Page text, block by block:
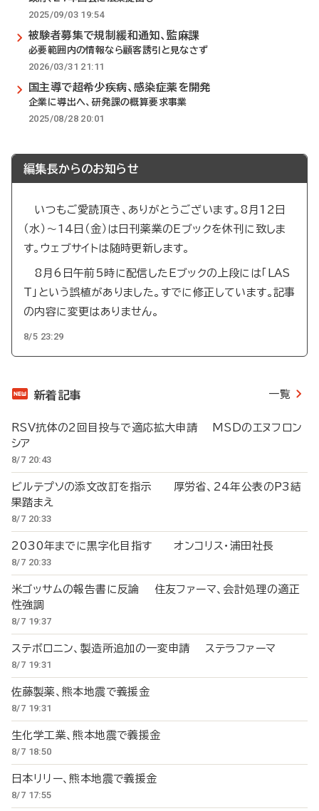
2025/09/03 19:54
被験者募集で規制緩和通知、監麻課
必要範囲内の情報なら顧客誘引と見なさず
2026/03/31 21:11
国主導で超希少疾病、感染症薬を開発
企業に導出へ、研発課の概算要求事業
2025/08/28 20:01
編集長からのお知らせ
いつもご愛読頂き、ありがとうございます。8月12日
（水）～14日（金）は日刊薬業のEブックを休刊に致しま
す。ウェブサイトは随時更新します。
8月6日午前5時に配信したEブックの上段には「LAS
T」という誤植がありました。すでに修正しています。記事
の内容に変更はありません。
8/5 23:29
新着記事 一覧
RSV抗体の2回目投与で適応拡大申請 MSDのエヌフロン
シア
8/7 20:43
ビルテプソの添文改訂を指示 厚労省、24年公表のP3結
果踏まえ
8/7 20:33
2030年までに黒字化目指す オンコリス・浦田社長
8/7 20:33
米ゴッサムの報告書に反論 住友ファーマ、会計処理の適正
性強調
8/7 19:37
ステボロニン、製造所追加の一変申請 ステラファーマ
8/7 19:31
佐藤製薬、熊本地震で義援金
8/7 19:31
生化学工業、熊本地震で義援金
8/7 18:50
日本リリー、熊本地震で義援金
8/7 17:55